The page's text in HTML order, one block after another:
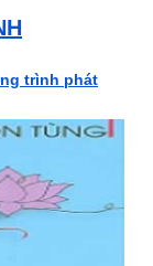
trình phát